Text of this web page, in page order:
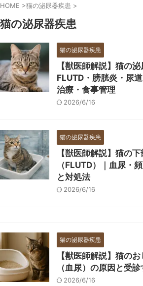
HOME >猫の泌尿器疾患 >
猫の泌尿器疾患
猫の泌尿器疾患
【獣医師解説】猫の
FLUTD・膀胱炎・尿
治療・食事管理
2026/6/16
猫の泌尿器疾患
【獣医師解説】猫の
（FLUTD）｜血尿・
と対処法
2026/6/16
猫の泌尿器疾患
【獣医師解説】猫の
（血尿）の原因と受
2026/6/16